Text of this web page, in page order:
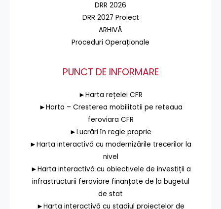
DRR 2026
DRR 2027 Proiect
ARHIVĂ
Proceduri Operaționale
PUNCT DE INFORMARE
►Harta rețelei CFR
►Harta – Cresterea mobilitatii pe reteaua
feroviara CFR
►Lucrări în regie proprie
►Harta interactivă cu modernizările trecerilor la
nivel
►Harta interactivă cu obiectivele de investiții a
infrastructurii feroviare finanțate de la bugetul
de stat
►Harta interactivă cu stadiul proiectelor de